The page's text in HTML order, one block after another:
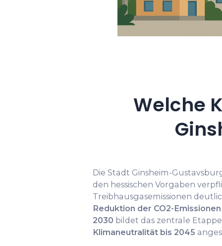
Welche
Die Stadt Ginsheim-
den hessischen Vorgaben
Treibhausgasemissionen
Reduktion der CO2-
2030 bildet das zentrale
Klimaneutralität bis 2045